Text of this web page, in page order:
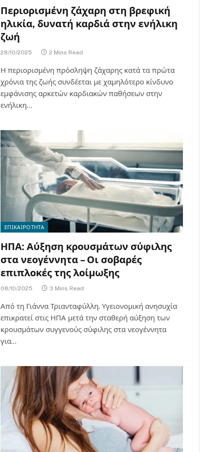
Περιορισμένη ζάχαρη στη βρεφική
ηλικία, δυνατή καρδιά στην ενήλικη
ζωή
28/10/2025 2 Mins Read
Η περιορισμένη πρόσληψη ζάχαρης κατά τα πρώτα
χρόνια της ζωής συνδέεται με χαμηλότερο κίνδυνο
εμφάνισης αρκετών καρδιακών παθήσεων στην
ενήλικη…
ΕΠΙΚΑΙΡΟΤΗΤΑ
ΗΠΑ: Αύξηση κρουσμάτων σύφιλης
στα νεογέννητα – Οι σοβαρές
επιπλοκές της λοίμωξης
08/10/2025 3 Mins Read
Από τη Γιάννα Τριανταφύλλη. Υγειονομική ανησυχία
επικρατεί στις ΗΠΑ μετά την σταθερή αύξηση των
κρουσμάτων συγγενούς σύφιλης στα νεογέννητα
για…